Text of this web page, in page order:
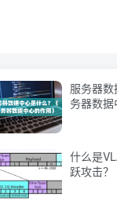
服务器
务器数
什么是
跃攻击？